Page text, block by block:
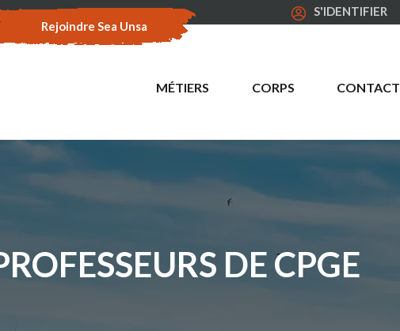
Rejoindre Sea Unsa
S'IDENTIFIER
MÉTIERS CORPS CONTACT
DE CPGE